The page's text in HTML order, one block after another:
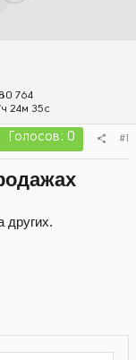
80 764
24м 35с
Голосов: 0 #1
других.